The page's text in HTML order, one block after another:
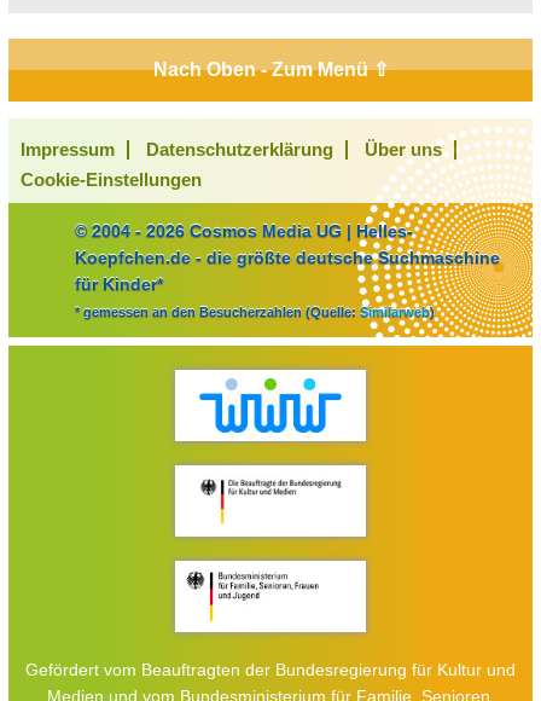
Nach Oben - Zum Menü ⇧
Impressum Datenschutzerklärung
Über uns
Cookie-Einstellungen
© 2004 - 2026 Cosmos Media UG | Helles-
Koepfchen.de - die größte deutsche Suchmaschine
für Kinder*
* gemessen an den Besucherzahlen (Quelle: Similarweb)
Gefördert vom Beauftragten der Bundesregierung für Kultur und
Medien und vom Bundesministerium für Familie, Senioren,